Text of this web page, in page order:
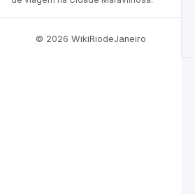
© 2026 WikiRiodeJaneiro